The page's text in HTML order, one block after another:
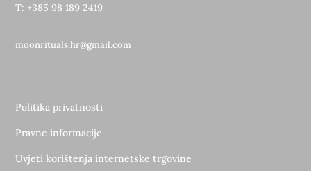
T: +385 98 189 2419
moonrituals.hr@gmail.com
Politika privatnosti
Pravne informacije
Uvjeti korištenja internetske trgovine